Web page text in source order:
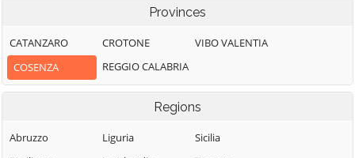
Aprigliano
Belmonte
Calabro
Piemontese
Lago
Laino Castello
San Benedetto
Albanese
San Demetrio
Corone
San Donato di
Provinces
CATANZARO
COSENZA
CROTONE
REGGIO CALABRIA
VIBO VALENTIA
Regions
Abruzzo
Liguria
Sicilia